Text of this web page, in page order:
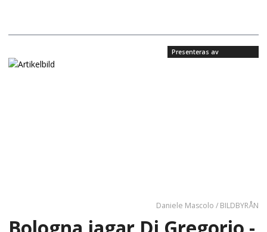
Presenteras av
Daniele Mascolo / BILDBYRÅN